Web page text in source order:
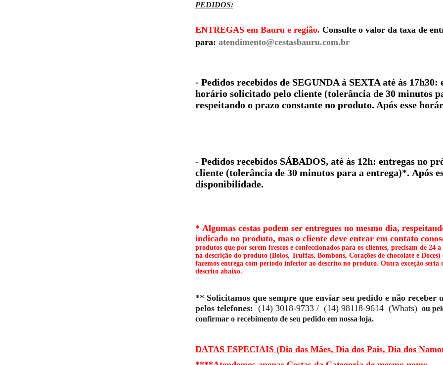
PEDIDOS:
ENTREGAS em Bauru e região. Consulte o valor da taxa de
para: atendimento@cestasbauru.com.br
- Pedidos recebidos de SEGUNDA à SEXTA até às 17h30:
horário solicitado pelo cliente (tolerância de 30 minutos
respeitando o prazo constante no produto. Após esse
- Pedidos recebidos SÁBADOS, até às 12h: entregas no
cliente (tolerância de 30 minutos para a entrega)*. Após
disponibilidade.
* Algumas cestas podem ser entregues no mesmo dia,
indicado no produto, mas o cliente deve entrar em contato
produtos que por serem frescos e confeccionados para os clientes, precisam de 24
na descrição do produto (Bolos, Truffas, Bombons, Corações de chocolate e
fazemos entrega com período inferior ao descrito no produto. Outra exceção seria
descrito abaixo.
** Solicitamos que sempre que enviar seu pedido e não
pelos telefones: (14) 3018-9733 / (14) 98118-9614 (Whats) ou
confirmar o recebimento de seu pedido em nossa loja.
DATAS ESPECIAIS (Dia das Mães, Dia dos Pais, Dia dos